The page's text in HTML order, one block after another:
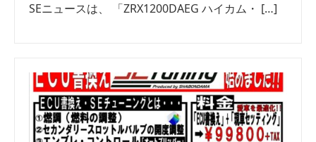
SEニュースは、 「ZRX1200DAEG ハイカム・ […]